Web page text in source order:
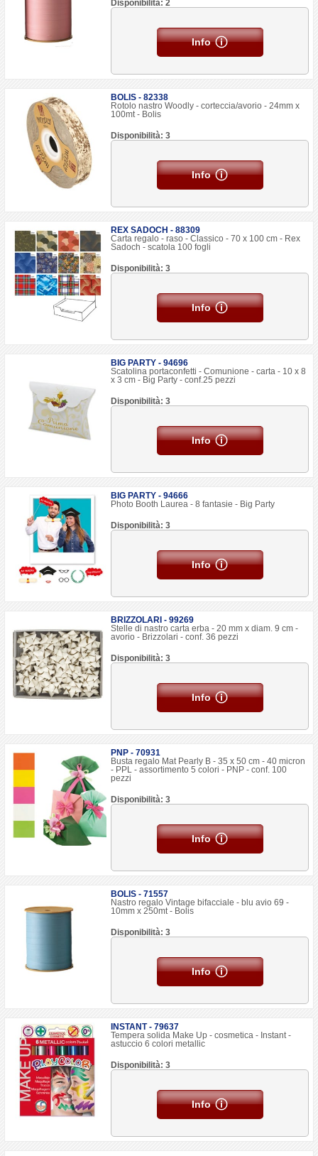
Disponibilità: 2
Info
BOLIS - 82338
Rotolo nastro Woodly - corteccia/avorio - 24mm x
100mt - Bolis
Disponibilità: 3
Info
REX SADOCH - 88309
Carta regalo - raso - Classico - 70 x 100 cm - Rex
Sadoch - scatola 100 fogli
Disponibilità: 3
Info
BIG PARTY - 94696
Scatolina portaconfetti - Comunione - carta - 10 x 8
x 3 cm - Big Party - conf.25 pezzi
Disponibilità: 3
Info
BIG PARTY - 94666
Photo Booth Laurea - 8 fantasie - Big Party
Disponibilità: 3
Info
BRIZZOLARI - 99269
Stelle di nastro carta erba - 20 mm x diam. 9 cm -
avorio - Brizzolari - conf. 36 pezzi
Disponibilità: 3
Info
PNP - 70931
Busta regalo Mat Pearly B - 35 x 50 cm - 40 micron
- PPL - assortimento 5 colori - PNP - conf. 100
pezzi
Disponibilità: 3
Info
BOLIS - 71557
Nastro regalo Vintage bifacciale - blu avio 69 -
10mm x 250mt - Bolis
Disponibilità: 3
Info
INSTANT - 79637
Tempera solida Make Up - cosmetica - Instant -
astuccio 6 colori metallic
Disponibilità: 3
Info